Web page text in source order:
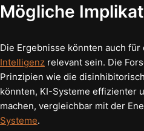
Mögliche
Die Ergebnisse könnten auch für
Intelligenz relevant sein. Die
Prinzipien wie die
könnten, KI-Systeme effizienter
machen, vergleichbar mit der
Systeme.